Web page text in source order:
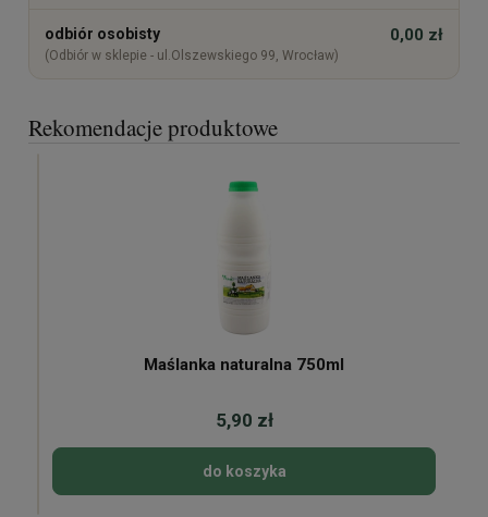
odbiór osobisty
(Odbiór w sklepie - ul.Olszewskiego 99, Wrocław)
0,00 zł
Rekomendacje produktowe
Maślanka naturalna 750ml
5,90 zł
do koszyka